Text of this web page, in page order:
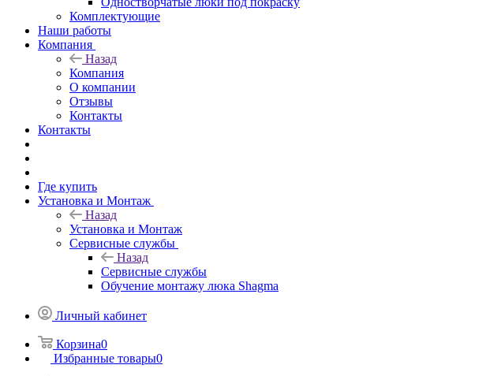
Комплектующие
Наши работы
Компания
Назад
Компания
О компании
Отзывы
Контакты
Контакты
Где купить
Установка и Монтаж
Назад
Установка и Монтаж
Сервисные службы
Назад
Сервисные службы
Обучение монтажу люка Shagma
Личный кабинет
Корзина0
Избранные товары0